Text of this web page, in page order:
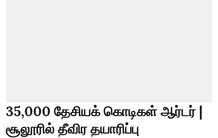
35,000 தேசியக் கொடிகள் ஆர்டர் |
சூலூரில் தீவிர தயாரிப்பு